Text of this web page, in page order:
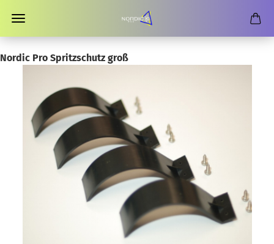
Nordic Pro Spritzschutz groß